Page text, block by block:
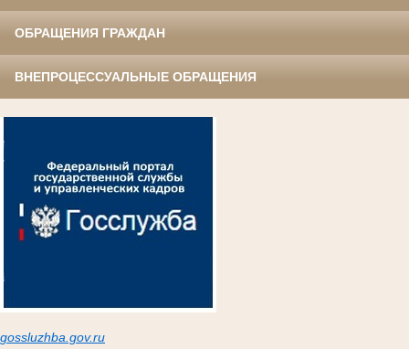
ОБРАЩЕНИЯ ГРАЖДАН
ВНЕПРОЦЕССУАЛЬНЫЕ ОБРАЩЕНИЯ
gossluzhba.gov.ru